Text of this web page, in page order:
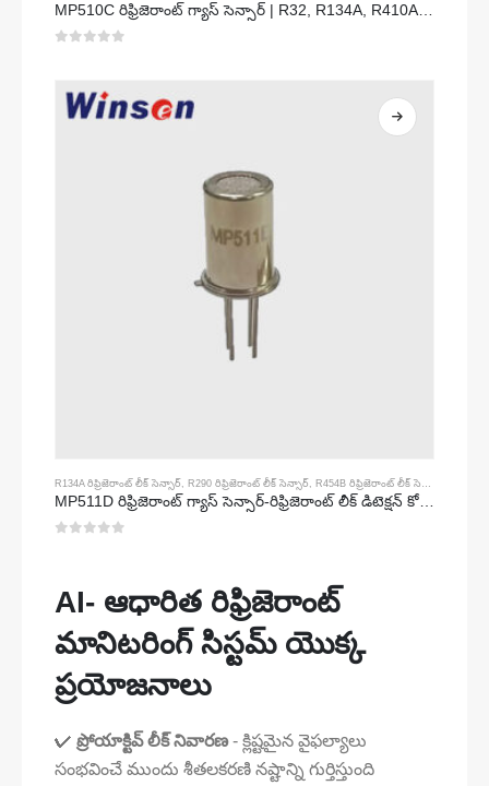
MP510C రిఫ్రిజెరాంట్ గ్యాస్ సెన్సార్ | R32, R134A, R410A, R290 కోసం హై-సెన్సిటివిటీ ఫ్రీయాన్ లీక్ డిటెక్షన్
R134A రిఫ్రిజెరాంట్ లీక్ సెన్సార్ , R290 రిఫ్రిజెరాంట్ లీక్ సెన్సార్ , R454B రిఫ్రిజెరాంట్ లీక్ సెన్సార్
MP511D రిఫ్రిజెరాంట్ గ్యాస్ సెన్సార్-రిఫ్రిజెరాంట్ లీక్ డిటెక్షన్ కోసం సెమీకండక్టర్-ఆధారిత సెన్సార్
AI- ఆధారిత రిఫ్రిజెరాంట్
మానిటరింగ్ సిస్టమ్ యొక్క
ప్రయోజనాలు
✔ ప్రోయాక్టివ్ లీక్ నివారణ- క్లిష్టమైన వైఫల్యాలు
సంభవించే ముందు శీతలకరణి నష్టాన్ని గుర్తిస్తుంది